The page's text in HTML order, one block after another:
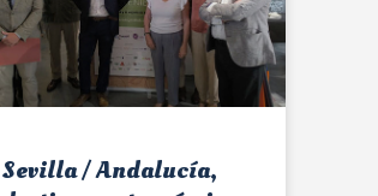
Sevilla / Andalucía,